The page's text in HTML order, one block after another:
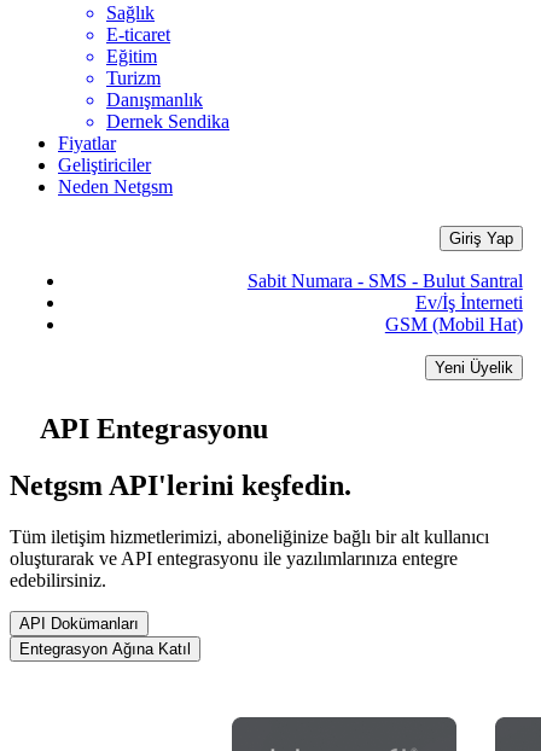
Sağlık
E-ticaret
Eğitim
Turizm
Danışmanlık
Dernek Sendika
Fiyatlar
Geliştiriciler
Neden Netgsm
Giriş Yap
Sabit Numara - SMS - Bulut Santral
Ev/İş İnterneti
GSM (Mobil Hat)
Yeni Üyelik
API Entegrasyonu
Netgsm API'lerini keşfedin.
Tüm iletişim hizmetlerimizi, aboneliğinize bağlı bir alt kullanıcı
oluşturarak ve API entegrasyonu ile yazılımlarınıza entegre
edebilirsiniz.
API Dokümanları
Entegrasyon Ağına Katıl